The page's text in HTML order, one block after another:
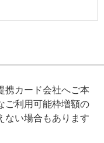
携カード会社へご本
ご利用可能枠増額の
ない場合もあります